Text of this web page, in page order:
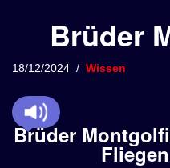
p
r
Brüder
18/12/2024 Wissen
Brüder